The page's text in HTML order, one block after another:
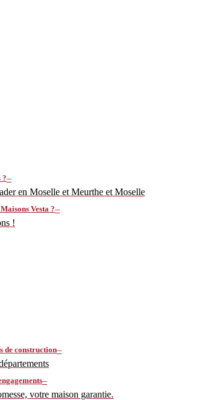
?–
en Moselle et Meurthe et Moselle
Vesta ?–
!
de construction–
–
votre maison garantie.